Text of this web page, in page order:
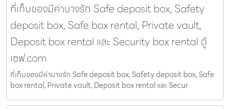
ที่เก็บของมีค่าบางรัก Safe deposit box, Safety
deposit box, Safe box rental, Private vault,
Deposit box rental และ Security box rental ตู้
เซฟ.com
ที่เก็บของมีค่าบางรัก Safe deposit box, Safety deposit box, Safe
box rental, Private vault, Deposit box rental และ Secur